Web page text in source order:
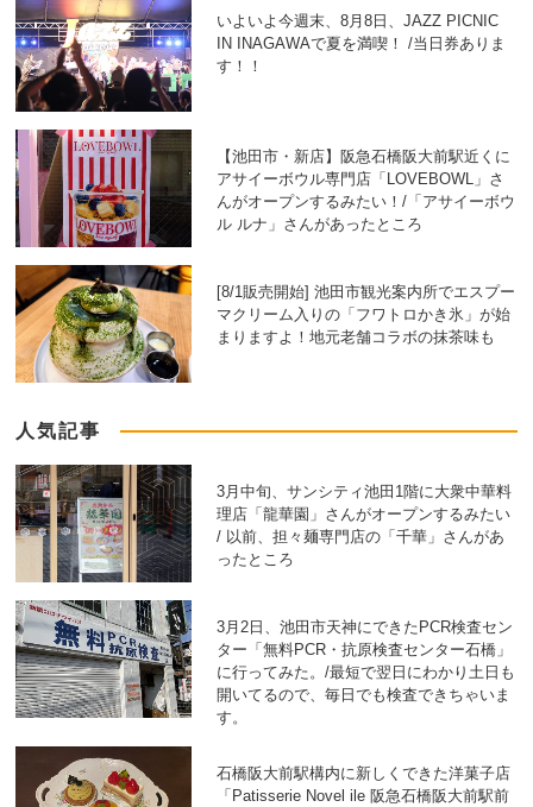
いよいよ今週末、8月8日、JAZZ PICNIC
IN INAGAWAで夏を満喫！ /当日券ありま
す！！
【池田市・新店】阪急石橋阪大前駅近くに
アサイーボウル専門店「LOVEBOWL」さ
んがオープンするみたい！/「アサイーボウ
ル ルナ」さんがあったところ
[8/1販売開始] 池田市観光案内所でエスプー
マクリーム入りの「フワトロかき氷」が始
まりますよ！地元老舗コラボの抹茶味も
人気記事
3月中旬、サンシティ池田1階に大衆中華料
理店「龍華園」さんがオープンするみたい
/ 以前、担々麺専門店の「千華」さんがあ
ったところ
3月2日、池田市天神にできたPCR検査セン
ター「無料PCR・抗原検査センター石橋」
に行ってみた。/最短で翌日にわかり土日も
開いてるので、毎日でも検査できちゃいま
す。
石橋阪大前駅構内に新しくできた洋菓子店
「Patisserie Novel ile 阪急石橋阪大前駅前